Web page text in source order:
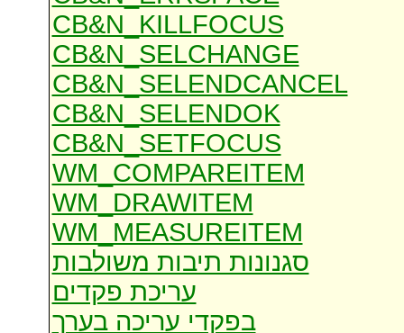
CB&N_KILLFOCUS
CB&N_SELCHANGE
CB&N_SELENDCANCEL
CB&N_SELENDOK
CB&N_SETFOCUS
WM_COMPAREITEM
WM_DRAWITEM
WM_MEASUREITEM
סגנונות תיבות משולבות
עריכת פקדים
בפקדי עריכה בערך